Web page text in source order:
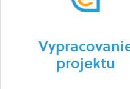
projektu